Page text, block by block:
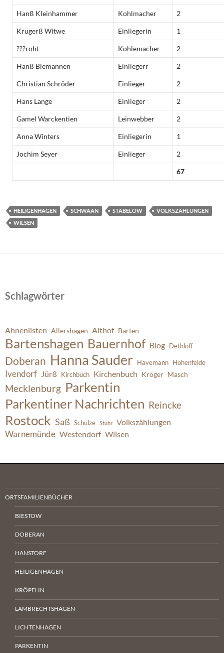
Hanß Kleinhammer Kohlmacher 2
Krügerß Witwe Einliegerin 1
???roht Kohlemacher 2
Hanß Biemannen Einliegerr 2
Christian Schröder Einlieger 2
Hans Lange Einlieger 2
Gamel Warckentien Leinwebber 2
Anna Winters Einliegerin 1
Jochim Seyer Einlieger 2
67
HEILIGENHAGEN SCHWAAN STÄBELOW
VOLKSZÄHLUNGEN
WILSEN
Schlagwörter
Ahnenlisten Allershagen Althof Barten
Bartenshagen Bauernhof Blog Dethloff
Doberan Hanna Sauder Havemann Hohenfelde
Ivendorf Jürß Kirchbuch Kirchenbuch Kröger Masch
Mecklenburg Parkentin
Parkentiner Nachrichten Reincke
Rostock Saß Schulze Stuhr Volkszählungen
Warnemünde Westendorf Wilsen
ORTSFAMILIENBÜCHER
BIESTOW
DOBERAN
HANSTORF
HEILIGENHAGEN
KRÖPELIN
LAMBRECHTSHAGEN
LICHTENHAGEN
PARKENTIN